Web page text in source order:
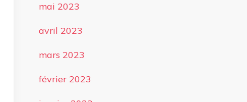
mai 2023
avril 2023
mars 2023
février 2023